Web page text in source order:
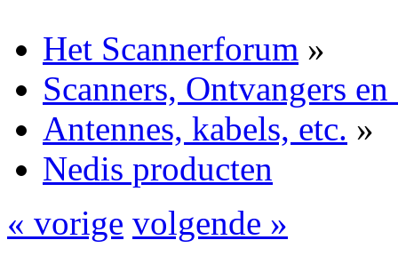
Het Scannerforum »
Scanners, Ontvangers
Antennes, kabels, etc. »
Nedis producten
« vorige volgende »